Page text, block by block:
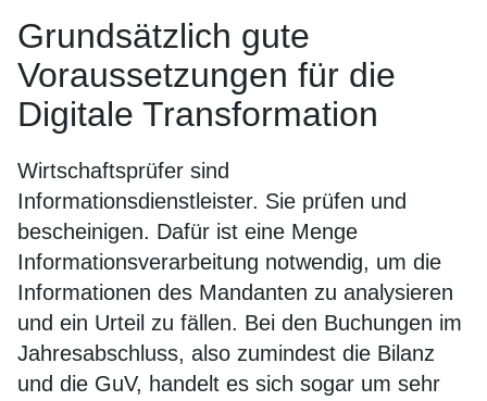
Grundsätzlich gute
Voraussetzungen für die
Digitale Transformation
Wirtschaftsprüfer sind
Informationsdienstleister. Sie prüfen und
bescheinigen. Dafür ist eine Menge
Informationsverarbeitung notwendig, um die
Informationen des Mandanten zu analysieren
und ein Urteil zu fällen. Bei den Buchungen im
Jahresabschluss, also zumindest die Bilanz
und die GuV, handelt es sich sogar um sehr